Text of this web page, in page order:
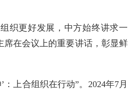
织更好发展，中方始终讲求一
席在会议上的重要讲话，彰显鲜
：上合组织在行动”。2024年7月